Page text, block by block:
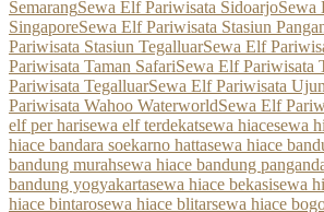
SemarangSewa Elf Pariwisata SidoarjoSewa
SingaporeSewa Elf Pariwisata Stasiun
Pariwisata Stasiun TegalluarSewa Elf
Pariwisata Taman SafariSewa Elf Pariwisata
Pariwisata TegalluarSewa Elf Pariwisata
Pariwisata Wahoo WaterworldSewa Elf
elf per harisewa elf terdekatsewa hiacesewa
hiace bandara soekarno hattasewa hiace
bandung murahsewa hiace bandung
bandung yogyakartasewa hiace bekasisewa
hiace bintarosewa hiace blitarsewa hiace